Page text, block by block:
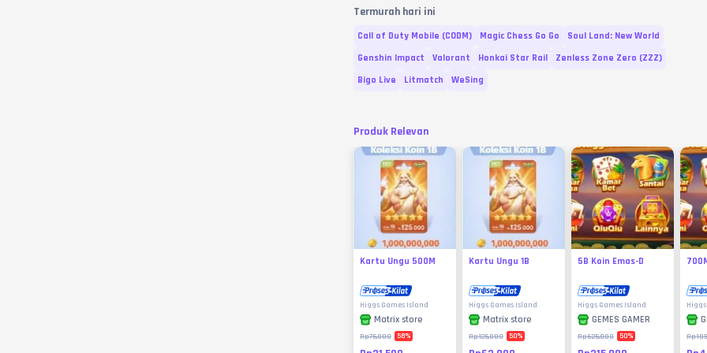
Termurah hari ini
Call of Duty Mobile (CODM) Magic Chess Go Go
Soul Land: New World
Genshin Impact
Valorant Honkai Star Rail
Zenless Zone Zero (ZZZ)
Bigo Live
Litmatch WeSing
Produk Relevan
Kartu Ungu 500M
Higgs Games Island
Matrix store
Rp75.000 58%
Kartu Ungu 1B
Higgs Games Island
Matrix store
Rp125.000 50%
5B Koin Emas-D
Higgs Games Island
GEMES GAMER
Rp625.000 50%
Higgs